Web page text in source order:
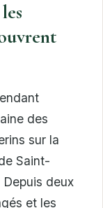
des
sur la
Saint-
deux
et les